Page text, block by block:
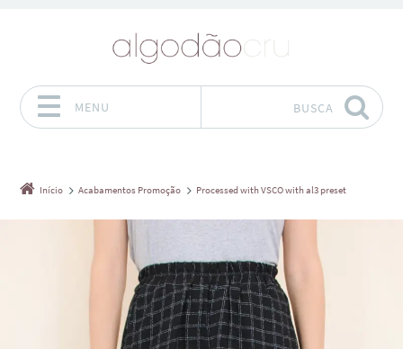
MENU BUSCA
Início Acabamentos Promoção Processed with VSCO with al3 preset